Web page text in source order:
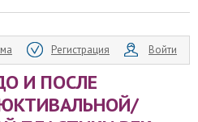
Регистрация Войти
И ПОСЛЕ